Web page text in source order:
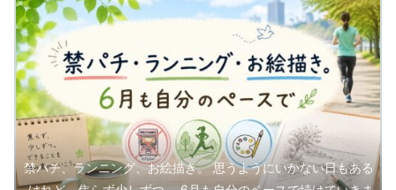
禁パチ、ランニング、お絵描き。 思うようにいかない日もある